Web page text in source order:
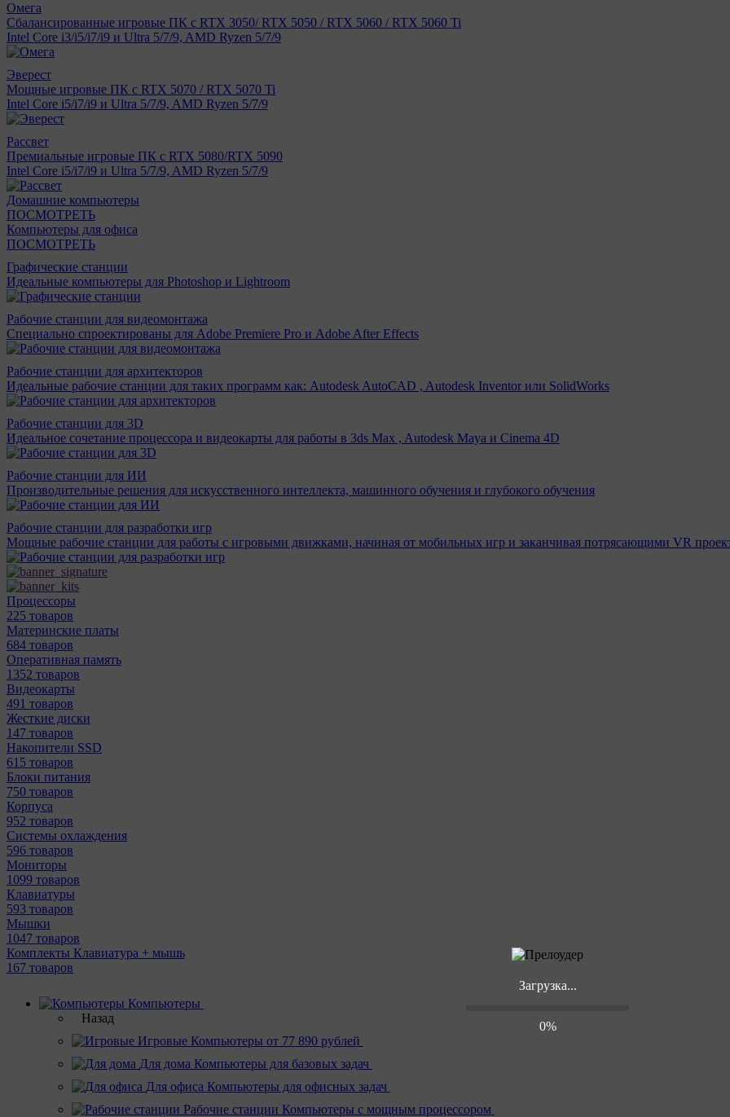
Загрузка...
0%
Омега
Сбалансированные игровые ПК с RTX 3050/ RTX 5050 / RTX 5060 / RTX 5060 Ti
Intel Core i3/i5/i7/i9 и Ultra 5/7/9, AMD Ryzen 5/7/9
Эверест
Мощные игровые ПК с RTX 5070 / RTX 5070 Ti
Intel Core i5/i7/i9 и Ultra 5/7/9, AMD Ryzen 5/7/9
Рассвет
Премиальные игровые ПК с RTX 5080/RTX 5090
Intel Core i5/i7/i9 и Ultra 5/7/9, AMD Ryzen 5/7/9
Домашние компьютеры
ПОСМОТРЕТЬ
Компьютеры для офиса
ПОСМОТРЕТЬ
Графические станции
Идеальные компьютеры для Photoshop и Lightroom
Рабочие станции для видеомонтажа
Специально спроектированы для Adobe Premiere Pro и Adobe After Effects
Рабочие станции для архитекторов
Идеальные рабочие станции для таких программ как: Autodesk AutoCAD , Autodesk Inventor или SolidWorks
Рабочие станции для 3D
Идеальное сочетание процессора и видеокарты для работы в 3ds Max , Autodesk Maya и Cinema 4D
Рабочие станции для ИИ
Производительные решения для искусственного интеллекта, машинного обучения и глубокого обучения
Рабочие станции для разработки игр
Мощные рабочие станции для работы с игровыми движками, начиная от мобильных игр и заканчивая потрясающими VR
Процессоры
225 товаров
Материнcкие платы
684 товаров
Оперативная память
1352 товаров
Видеокарты
491 товаров
Жесткие диски
147 товаров
Накопители SSD
615 товаров
Блоки питания
750 товаров
Корпуса
952 товаров
Системы охлаждения
596 товаров
Мониторы
1099 товаров
Клавиатуры
593 товаров
Мышки
1047 товаров
Комплекты Клавиатура + мышь
167 товаров
Компьютеры
Назад
Игровые Компьютеры от 77 890 рублей
Для дома Компьютеры для базовых задач
Для офиса Компьютеры для офисных задач
Рабочие станции Компьютеры с мощным процессором